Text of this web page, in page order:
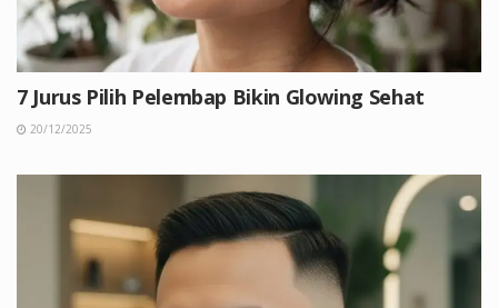
7 Jurus Pilih Pelembap Bikin Glowing Sehat
20/12/2025